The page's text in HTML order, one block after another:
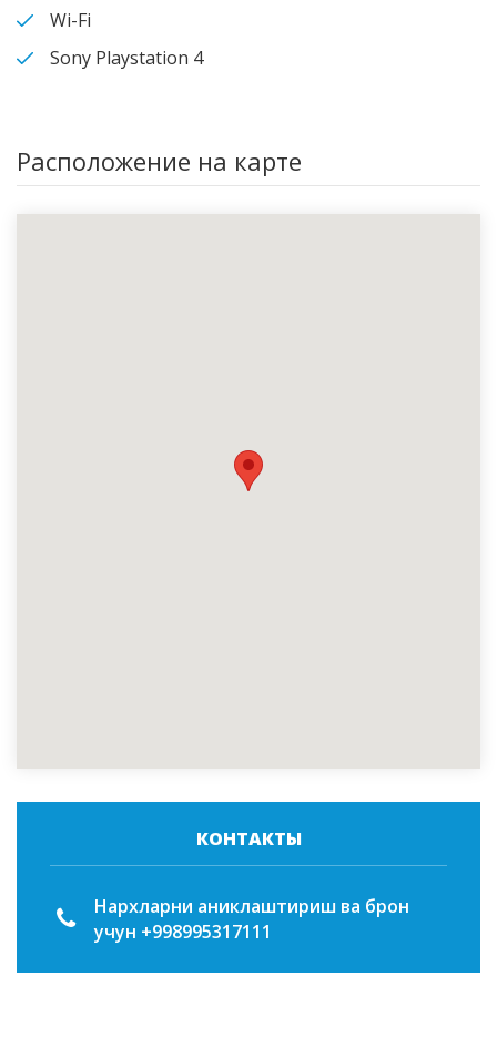
Wi-Fi
Sony Playstation 4
Расположение на карте
КОНТАКТЫ
Нархларни аниклаштириш ва брон
учун +998995317111